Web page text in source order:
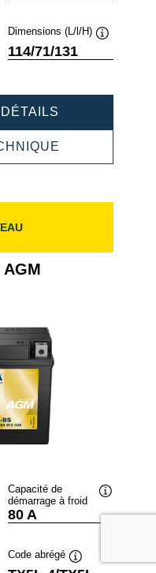
Dimensions (L/l/H)
114/71/131
506014010
AGM
Capacité de
démarrage à froid
80 A
Code abrégé